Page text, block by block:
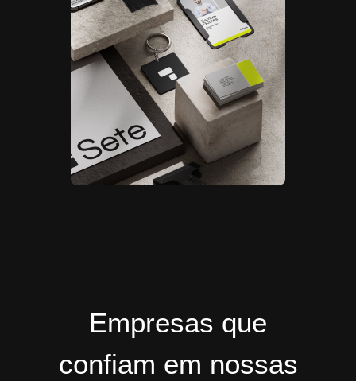
Empresas que
confiam em nossas